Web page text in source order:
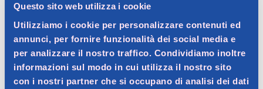
Questo sito web utilizza i cookie
Utilizziamo i cookie per personalizzare contenuti ed
annunci, per fornire funzionalità dei social media e
per analizzare il nostro traffico. Condividiamo inoltre
informazioni sul modo in cui utilizza il nostro sito
con i nostri partner che si occupano di analisi dei dati
Dettagli prodotto